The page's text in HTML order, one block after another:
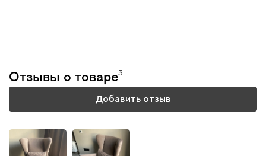
Подробнее
Отзывы о товаре3
Добавить отзыв